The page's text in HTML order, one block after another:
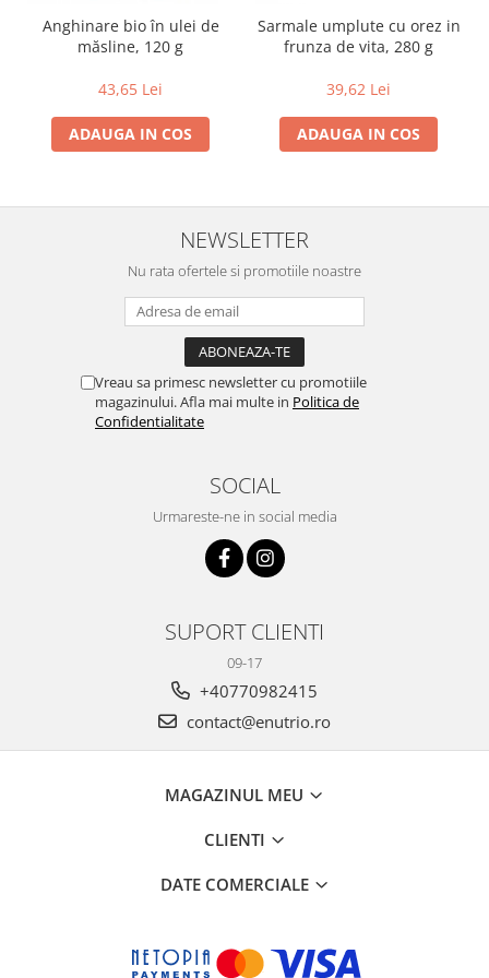
Lapte bio si bauturi vegetale
Sirop bio
Sucuri din fructe si legume bio
Superalimente
Pudre proteice bio
Uleiuri, grasimi si otet
Ulei de masline bio
Uleiuri esentiale alimentare bio
Uleiuri Oxyguard
Anghinare bio în ulei de
măsline, 120 g
43,65 Lei
ADAUGA IN COS
Sarmale umplute cu orez in
frunza de vita, 280 g
39,62 Lei
ADAUGA IN COS
NEWSLETTER
Nu rata ofertele si promotiile noastre
Vreau sa primesc newsletter cu promotiile
magazinului. Afla mai multe in Politica de
Confidentialitate
SOCIAL
Urmareste-ne in social media
SUPORT CLIENTI
09-17
+40770982415
contact@enutrio.ro
MAGAZINUL MEU
CLIENTI
DATE COMERCIALE